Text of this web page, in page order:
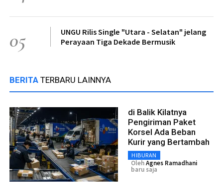
05
UNGU Rilis Single "Utara - Selatan" jelang
Perayaan Tiga Dekade Bermusik
BERITA TERBARU LAINNYA
di Balik Kilatnya
Pengiriman Paket
Korsel Ada Beban
Kurir yang Bertambah
HIBURAN
OlehAgnes Ramadhani
baru saja